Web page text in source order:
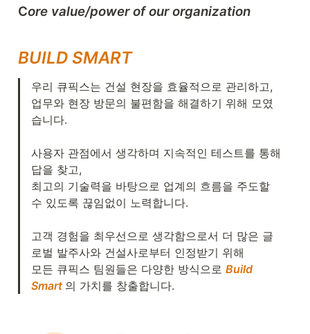
Core value/power of our organization
BUILD SMART
우리 큐픽스는 건설 현장을 효율적으로 관리하고,
업무와 현장 방문의 불편함을 해결하기 위해 모였
습니다.
사용자 관점에서 생각하며 지속적인 테스트를 통해
답을 찾고,
최고의 기술력을 바탕으로 업계의 흐름을 주도할
수 있도록 끊임없이 노력합니다.
고객 경험을 최우선으로 생각함으로서 더 많은 글
로벌 발주사와 건설사로부터 인정받기 위해
모든 큐픽스 팀원들은 다양한 방식으로 Build
Smart 의 가치를 창출합니다.